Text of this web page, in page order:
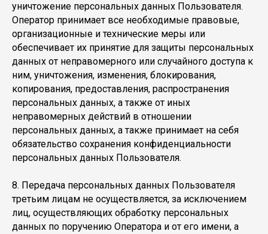
уничтожение персональных данных Пользователя.
Оператор принимает все необходимые правовые,
организационные и технические меры или
обеспечивает их принятие для защиты персональных
данных от неправомерного или случайного доступа к
ним, уничтожения, изменения, блокирования,
копирования, предоставления, распространения
персональных данных, а также от иных
неправомерных действий в отношении
персональных данных, а также принимает на себя
обязательство сохранения конфиденциальности
персональных данных Пользователя.
8. Передача персональных данных Пользователя
третьим лицам не осуществляется, за исключением
лиц, осуществляющих обработку персональных
данных по поручению Оператора и от его имени, а